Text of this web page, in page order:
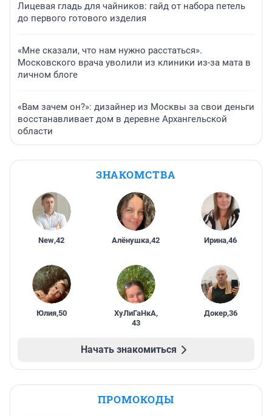
Лицевая гладь для чайников: гайд от набора петель
до первого готового изделия
«Мне сказали, что нам нужно расстаться».
Московского врача уволили из клиники из-за мата в
личном блоге
«Вам зачем он?»: дизайнер из Москвы за свои деньги
восстанавливает дом в деревне Архангельской
области
ЗНАКОМСТВА
New,42 Алёнушка,42 Ирина,46
Юлия,50 ХуЛиГаНкА,
43
Докер,36
Начать знакомиться
ПРОМОКОДЫ